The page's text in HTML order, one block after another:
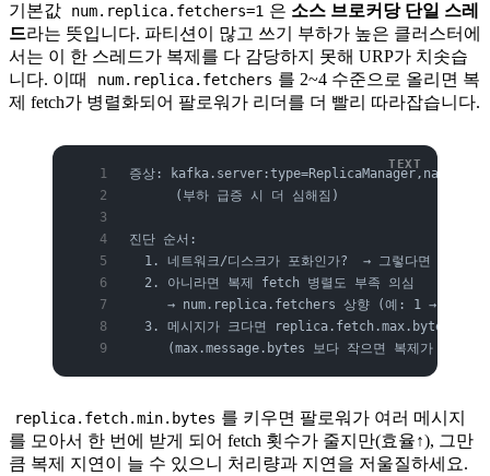
기본값 num.replica.fetchers=1 은 소스 브로커당 단일 스레
드라는 뜻입니다. 파티션이 많고 쓰기 부하가 높은 클러스터에
서는 이 한 스레드가 복제를 다 감당하지 못해 URP가 치솟습
니다. 이때
num.replica.fetchers 를 2~4 수준으로 올리면 복
제 fetch가 병렬화되어 팔로워가 리더를 더 빨리 따라잡습니다.
증상:
      (부하 급증 시 더 심해짐)
진단 순서:
1. 네트워크/디스크가 포화인가?  → 그렇다면 하드웨
  2. 아니라면 복제 fetch 병렬도 부족 의심
     → num.replica.fetchers 상향 (예: 1 → 4)
3. 메시지가 크다면 replica.fetch.max.bytes 도
(max.message.bytes 보다 작으면 복제가 막힐 수
replica.fetch.min.bytes 를 키우면 팔로워가 여러 메시지
를 모아서 한 번에 받게 되어 fetch 횟수가 줄지만(효율↑), 그만
큼 복제 지연이 늘 수 있으니 처리량과 지연을 저울질하세요.